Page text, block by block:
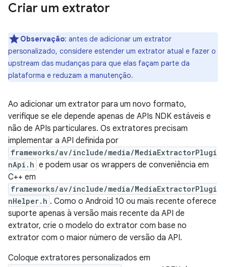
Criar um extrator
Observação: antes de adicionar um extrator
personalizado, considere estender um extrator atual e fazer o
upstream das mudanças para que elas façam parte da
plataforma e reduzam a manutenção.
Ao adicionar um extrator para um novo formato,
verifique se ele depende apenas de APIs NDK estáveis e
não de APIs particulares. Os extratores precisam
implementar a API definida por
frameworks/av/include/media/MediaExtractorPlugi
nApi.h e podem usar os wrappers de conveniência em
C++ em
frameworks/av/include/media/MediaExtractorPlugi
nHelper.h . Como o Android 10 ou mais recente oferece
suporte apenas à versão mais recente da API de
extrator, crie o modelo do extrator com base no
extrator com o maior número de versão da API.
Coloque extratores personalizados em